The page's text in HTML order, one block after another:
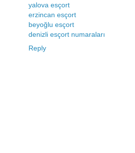
yalova esçort
erzincan esçort
beyoğlu esçort
denizli esçort numaraları
Reply